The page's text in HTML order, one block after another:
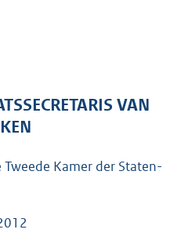
6
VAN
Kamer der Staten-